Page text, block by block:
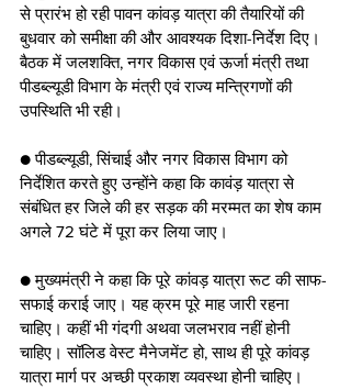
से प्रारंभ हो रही पावन कांवड़ यात्रा की तैयारियों की
बुधवार को समीक्षा की और आवश्यक दिशा-निर्देश दिए।
बैठक में जलशक्ति, नगर विकास एवं ऊर्जा मंत्री तथा
पीडब्ल्यूडी विभाग के मंत्री एवं राज्य मन्त्रिगणों की
उपस्थिति भी रही।
● पीडब्ल्यूडी, सिंचाई और नगर विकास विभाग को
निर्देशित करते हुए उन्होंने कहा कि कावंड़ यात्रा से
संबंधित हर जिले की हर सड़क की मरम्मत का शेष काम
अगले 72 घंटे में पूरा कर लिया जाए।
● मुख्यमंत्री ने कहा कि पूरे कांवड़ यात्रा रूट की साफ-
सफाई कराई जाए। यह क्रम पूरे माह जारी रहना
चाहिए। कहीं भी गंदगी अथवा जलभराव नहीं होनी
चाहिए। सॉलिड वेस्ट मैनेजमेंट हो, साथ ही पूरे कांवड़
यात्रा मार्ग पर अच्छी प्रकाश व्यवस्था होनी चाहिए।